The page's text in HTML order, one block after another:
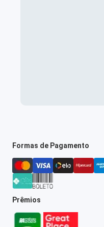
Formas de Pagamento
Prêmios